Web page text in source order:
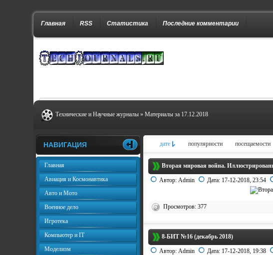
Главная RSS Статистика Последние комментарии
Технические и Научные журналы » Материалы за 17.12.2018
дате популярности посещаемости
Вторая мировая война.
Автор:Admin Дата: 17-12-2018, 23:54
Просмотров: 377
8-БИТ №16 (декабрь 2018)
Автор:Admin Дата: 17-12-2018, 19:38
НАВИГАЦИЯ
Главная
Авиация и Космонавтика
Авто и Мото
Военное дело
Игротека
Компьютер и IT
Моделизм